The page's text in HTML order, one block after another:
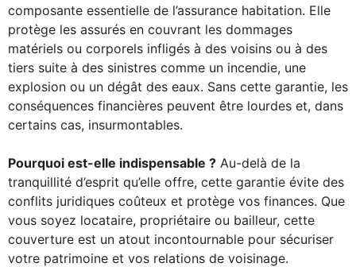
composante essentielle de l’assurance habitation. Elle
protège les assurés en couvrant les dommages
matériels ou corporels infligés à des voisins ou à des
tiers suite à des sinistres comme un incendie, une
explosion ou un dégât des eaux. Sans cette garantie, les
conséquences financières peuvent être lourdes et, dans
certains cas, insurmontables.
Pourquoi est-elle indispensable ? Au-delà de la
tranquillité d’esprit qu’elle offre, cette garantie évite des
conflits juridiques coûteux et protège vos finances. Que
vous soyez locataire, propriétaire ou bailleur, cette
couverture est un atout incontournable pour sécuriser
votre patrimoine et vos relations de voisinage.